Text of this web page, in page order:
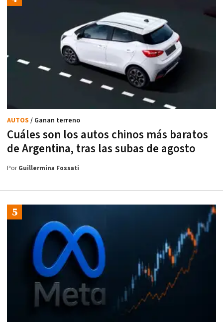
Cuáles son los autos chinos más baratos
de Argentina, tras las subas de agosto
AUTOS / Ganan terreno
PorGuillermina Fossati